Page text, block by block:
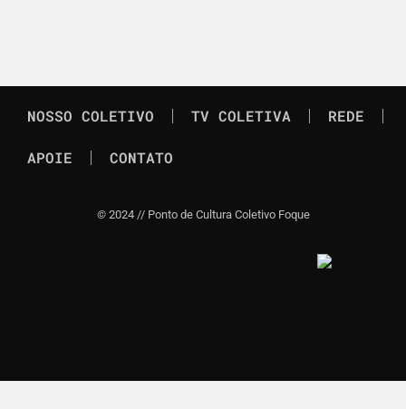
NOSSO COLETIVO TV COLETIVA REDE
APOIE CONTATO
© 2024 // Ponto de Cultura Coletivo Foque